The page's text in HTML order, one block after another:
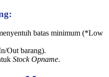
batas minimum (*Low
Out barang).
Stock Opname.